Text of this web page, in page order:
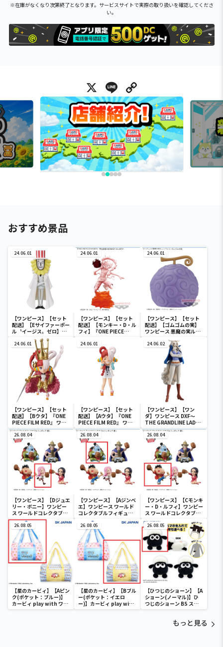
※在庫がなくなり次第終了となります。サービスサイトで実際の取り扱いを確認してくださ
い。
X Line
おすすめ景品
24.06.01
【ワンピース】【セット
配送】【Eサイファーポー
ル〝イージス〟ゼロ】ワ
ンピース ワールドコレク
タブルフィギュア-ワノ国
鬼ヶ島編7-
24.06.01
【ワンピース】【セット
配送】【モンキー・D・ル
フィ】『ONE PIECE
MONKEY.D.LUFFY-
24.06.01
【ワンピース】【セット
配送】【ゴムゴムの実】
ワンピース 悪魔の実ルー
ムライト-ゴムゴムの実-
24.06.01
【ワンピース】【セット
配送】【Bウタ】『ONE
PIECE FILM RED』 ワー
ルドコレクタブルフィギ
ュア-UTA COLLECTION-
24.06.01
【ワンピース】【セット
配送】【Aウタ】『ONE
PIECE FILM RED』 ワー
ルドコレクタブルフィギ
ュア-UTA COLLECTION-
24.06.02
【ワンピース】【ワン
ダ】ワンピース DXF～
THE GRANDLINE LADY
～ワノ国 vol.10
26.08.04
【ワンピース】【Dジュエ
リー・ボニー】ワンピー
ス ワールドコレクタブル
フィギュア-宴1-
26.08.04
【ワンピース】【Aジンベ
エ】ワンピース ワールド
コレクタブルフィギュア-
26.08.04
【ワンピース】【Cモンキ
ー・D・ルフィ】ワンピー
ス ワールドコレクタブル
フィギュア-宴1-
26.08.05
【星のカービィ】【Aピン
ク(ポケット：ブルー)】
カービィ play with ワド
ルディ ボストンバッグ
26.08.05
【星のカービィ】【Bブル
ー(ポケット：イエロ
ー)】カービィ play with
ワドルディ ボストンバッ
26.08.05
【ひつじのショーン】【A
ショーン(ノーマル)】ひ
つじのショーン BS スマ
ホショーンルダー
もっと見る